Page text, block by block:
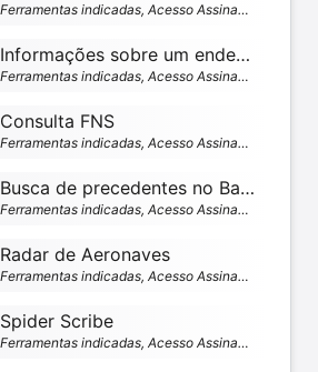
Ferramentas indicadas, Acesso Assinante
Informações sobre um endereço de e-mail
Ferramentas indicadas, Acesso Assinante
Consulta FNS
Ferramentas indicadas, Acesso Assinante
Busca de precedentes no Banco Nacional de Precedentes (BNP)
Ferramentas indicadas, Acesso Assinante
Radar de Aeronaves
Ferramentas indicadas, Acesso Assinante
Spider Scribe
Ferramentas indicadas, Acesso Assinante